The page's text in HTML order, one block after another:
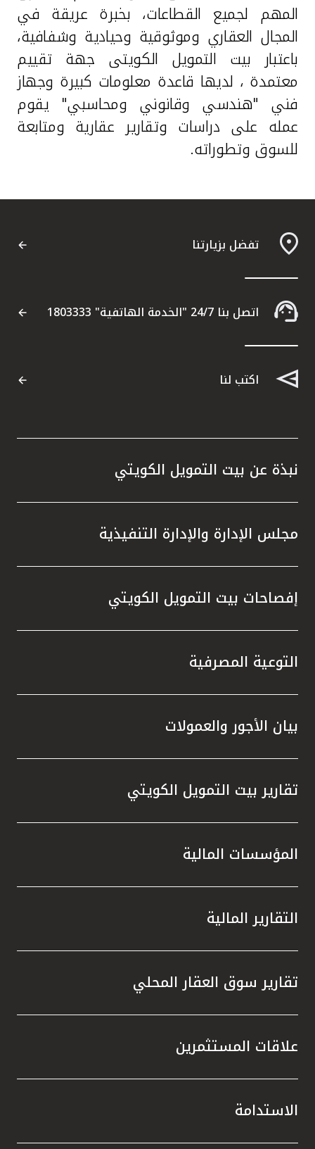
المهم لجميع القطاعات، بخبرة عريقة في
المجال العقاري وموثوقية وحيادية وشفافية،
باعتبار بيت التمويل الكويتى جهة تقييم
معتمدة ، لديها قاعدة معلومات كبيرة وجهاز
فني "هندسي وقانوني ومحاسبي" يقوم
عمله على دراسات وتقارير عقارية ومتابعة
للسوق وتطوراته.
تفضل بزيارتنا
اتصل بنا 24/7 "الخدمة الهاتفية" 1803333
اكتب لنا
نبذة عن بيت التمويل الكويتي
مجلس الإدارة والإدارة التنفيذية
إفصاحات بيت التمويل الكويتي
التوعية المصرفية
بيان الأجور والعمولات
تقارير بيت التمويل الكويتي
المؤسسات المالية
التقارير المالية
تقارير سوق العقار المحلي
علاقات المستثمرين
الاستدامة